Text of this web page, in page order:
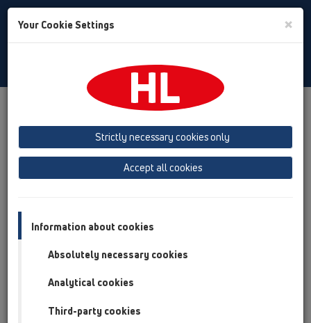
Toggle
Prehľad produktov 01 Kuchyne
Prehľad produktov
01 Kuchyne
Príslušenstvo
HL100/40
01 Kuchyne / Produkty / HL100 / HL100/40
pripojením pračky
Your Cookie Settings ×
Strictly necessary cookies only
Accept all cookies
Information about cookies
Absolutely necessary cookies
Analytical cookies
Third-party cookies